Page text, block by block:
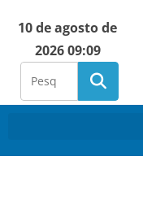
10 de agosto de
2026 09:09